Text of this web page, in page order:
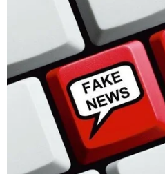
Thừa Thiên-Huế: